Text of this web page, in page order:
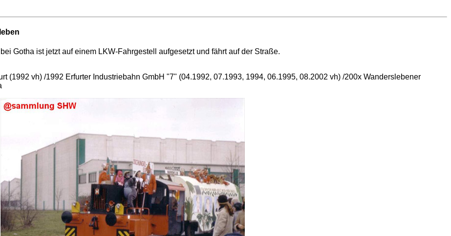
Gotha ist jetzt auf einem LKW-Fahrgestell aufgesetzt und fährt auf der Straße.
(1992 vh) /1992 Erfurter Industriebahn GmbH "7" (04.1992, 07.1993, 1994, 06.1995, 08.2002 vh) /200x Wanderslebener